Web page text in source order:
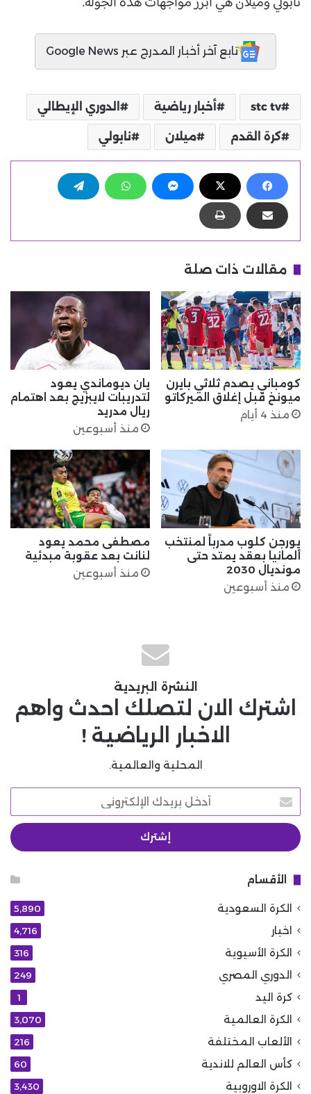
تابع آخر أخبار المدرج عبر Google News
stc tv أخبار رياضية الدوري الإيطالي
كرة القدم ميلان نابولي
مقالات ذات صلة
كومباني يصدم ثلاثي بايرن
ميونخ قبل إغلاق الميركاتو
منذ 4 أيام
يان ديوماندي يعود
لتدريبات لايبزيج بعد اهتمام
ريال مدريد
منذ أسبوعين
يورجن كلوب مدرباً لمنتخب
ألمانيا بعقد يمتد حتى
مونديال 2030
منذ أسبوعين
مصطفى محمد يعود
لنانت بعد عقوبة مبدئية
منذ أسبوعين
النشرة البريدية
اشترك الان لتصلك احدث واهم
الاخبار الرياضية !
المحلية والعالمية.
أدخل
بريدك
الإلكتروني
الأقسام
الكرة السعودية 5٬890
اخبار 4٬716
الكرة الأسيوية 316
الدوري المصري 249
كرة اليد 1
الكرة العالمية 3٬070
الألعاب المختلفة 216
كأس العالم للاندية 60
الكرة الاوروبية 3٬430